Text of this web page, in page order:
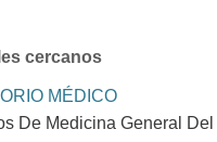
cercanos
MÉDICO
De Medicina General